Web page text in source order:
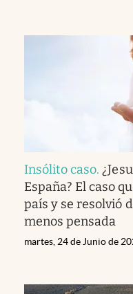
Insólito caso.
España? El caso
país y se resolvió
menos pensada
martes, 24 de Junio de